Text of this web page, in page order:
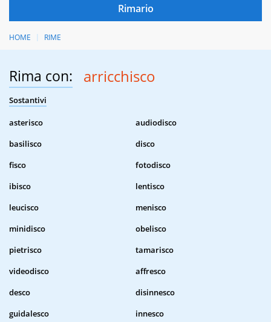
HOME RIME
Rima con: arricchisco
Sostantivi
asterisco
audiodisco
basilisco
disco
fisco
fotodisco
ibisco
lentisco
leucisco
menisco
minidisco
obelisco
pietrisco
tamarisco
videodisco
affresco
desco
disinnesco
guidalesco
innesco